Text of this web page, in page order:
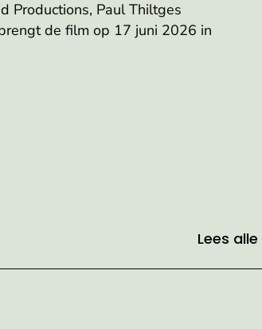
Productions, Paul Thiltges
de film op 17 juni 2026 in
Lees